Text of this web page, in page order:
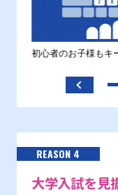
初心者のお子様もキ
REASON 4
大学入試を見